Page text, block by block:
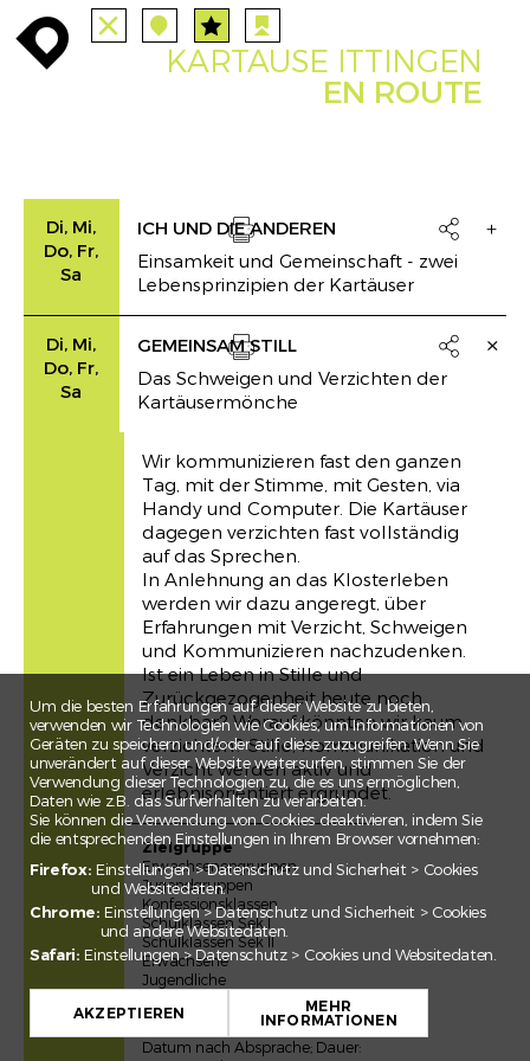
enroute enroute ALLE station STATIONEN
EVENTS agenda FILTER enroute INFO
+
close station angebote anreise
KARTAUSE ITTINGEN
EN ROUTE
Di, Mi,
Do, Fr,
Sa
ICH UND DIE ANDEREN
Drucken

Einsamkeit und Gemeinschaft ‒ zwei
Lebensprinzipien der Kartäuser
Di, Mi,
Do, Fr,
Sa
GEMEINSAM STILL
Drucken

Das Schweigen und Verzichten der
Kartäusermönche
Wir kommunizieren fast den ganzen
Tag, mit der Stimme, mit Gesten, via
Handy und Computer. Die Kartäuser
dagegen verzichten fast vollständig
auf das Sprechen.
In Anlehnung an das Klosterleben
werden wir dazu angeregt, über
Erfahrungen mit Verzicht, Schweigen
und Kommunizieren nachzudenken.
Ist ein Leben in Stille und
Zurückgezogenheit heute noch
denkbar? Worauf könnten wir kaum
verzichten? Stille, Kommunikation und
Verzicht werden aktiv und
erlebnisorientiert ergründet.
Zielgruppe
Erwachsenengruppen
Jugendgruppen
Konfessionsklassen
Schulklassen Sek I
Schulklassen Sek II
Erwachsene
Jugendliche
Datum nach Absprache; Dauer:
Um die besten Erfahrungen auf dieser Website zu bieten,
verwenden wir Technologien wie Cookies, um Informationen von
Geräten zu speichern und/oder auf diese zuzugreifen. Wenn Sie
unverändert auf dieser Website weitersurfen, stimmen Sie der
Verwendung dieser Technologien zu, die es uns ermöglichen,
Daten wie z.B. das Surfverhalten zu verarbeiten.
Sie können die Verwendung von Cookies deaktivieren, indem Sie
die entsprechenden Einstellungen in Ihrem Browser vornehmen:
Firefox: Einstellungen > Datenschutz und Sicherheit > Cookies
und Websitedaten.
Chrome: Einstellungen > Datenschutz und Sicherheit > Cookies
und andere Websitedaten.
Safari: Einstellungen > Datenschutz > Cookies und Websitedaten.
AKZEPTIEREN MEHR
INFORMATIONEN